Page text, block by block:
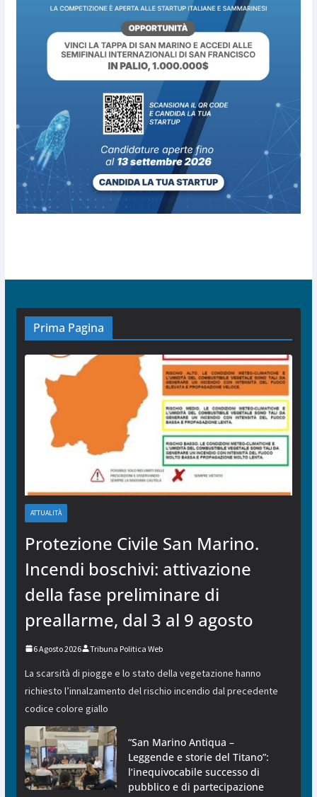
Prima Pagina
ATTUALITÀ
Protezione Civile San Marino.
Incendi boschivi: attivazione
della fase preliminare di
preallarme, dal 3 al 9 agosto
6 Agosto 2026 Tribuna Politica Web
La scarsità di piogge e lo stato della vegetazione hanno
richiesto l’innalzamento del rischio incendio dal precedente
codice colore giallo
“San Marino Antiqua –
Leggende e storie del Titano”:
l’inequivocabile successo di
pubblico e di partecipazione